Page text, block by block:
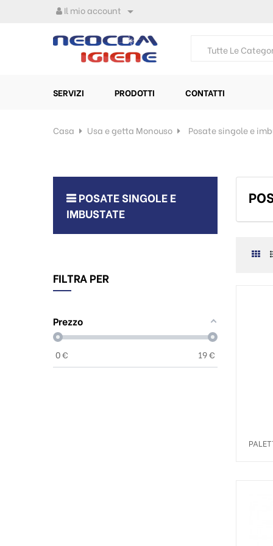
Il mio account 
Tutte Le
SERVIZI PRODOTTI CONTATTI
Casa Usa e getta Monouso Posate singole e
POSATE SINGOLE E
IMBUSTATE
FILTRA PER
Prezzo
0€ 19€